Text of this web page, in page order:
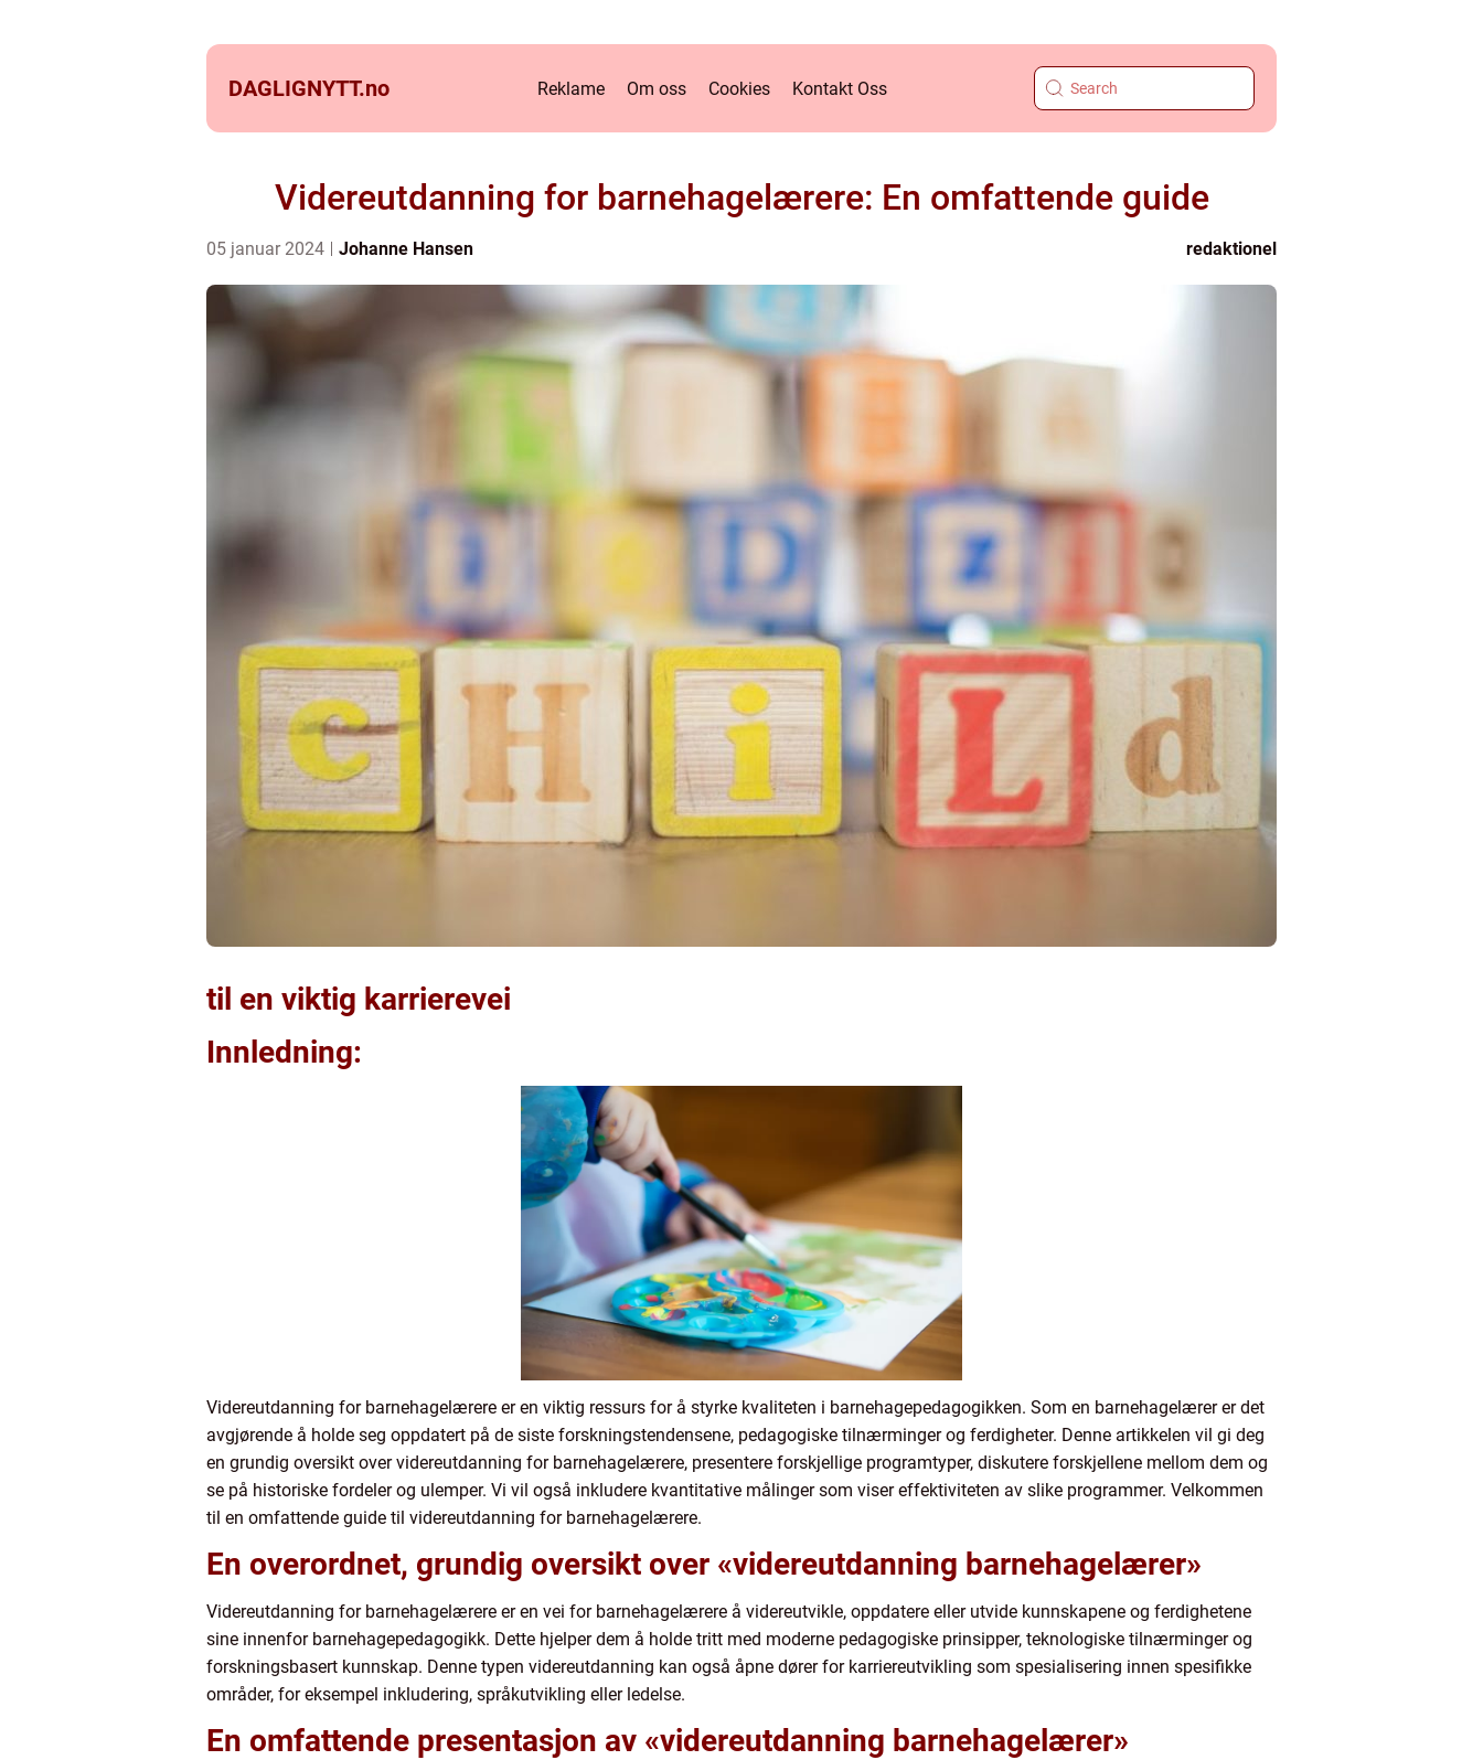
DAGLIGNYTT.no Reklame Om oss Cookies Kontakt Oss
Videreutdanning for barnehagelærere: En omfattende guide
05 januar 2024 Johanne Hansen redaktionel
til en viktig karrierevei
Innledning:
Videreutdanning for barnehagelærere er en viktig ressurs for å styrke kvaliteten i barnehagepedagogikken. Som en barnehagelærer er det
avgjørende å holde seg oppdatert på de siste forskningstendensene, pedagogiske tilnærminger og ferdigheter. Denne artikkelen vil gi deg
en grundig oversikt over videreutdanning for barnehagelærere, presentere forskjellige programtyper, diskutere forskjellene mellom dem og
se på historiske fordeler og ulemper. Vi vil også inkludere kvantitative målinger som viser effektiviteten av slike programmer. Velkommen
til en omfattende guide til videreutdanning for barnehagelærere.
En overordnet, grundig oversikt over «videreutdanning barnehagelærer»
Videreutdanning for barnehagelærere er en vei for barnehagelærere å videreutvikle, oppdatere eller utvide kunnskapene og ferdighetene
sine innenfor barnehagepedagogikk. Dette hjelper dem å holde tritt med moderne pedagogiske prinsipper, teknologiske tilnærminger og
forskningsbasert kunnskap. Denne typen videreutdanning kan også åpne dører for karriereutvikling som spesialisering innen spesifikke
områder, for eksempel inkludering, språkutvikling eller ledelse.
En omfattende presentasjon av «videreutdanning barnehagelærer»